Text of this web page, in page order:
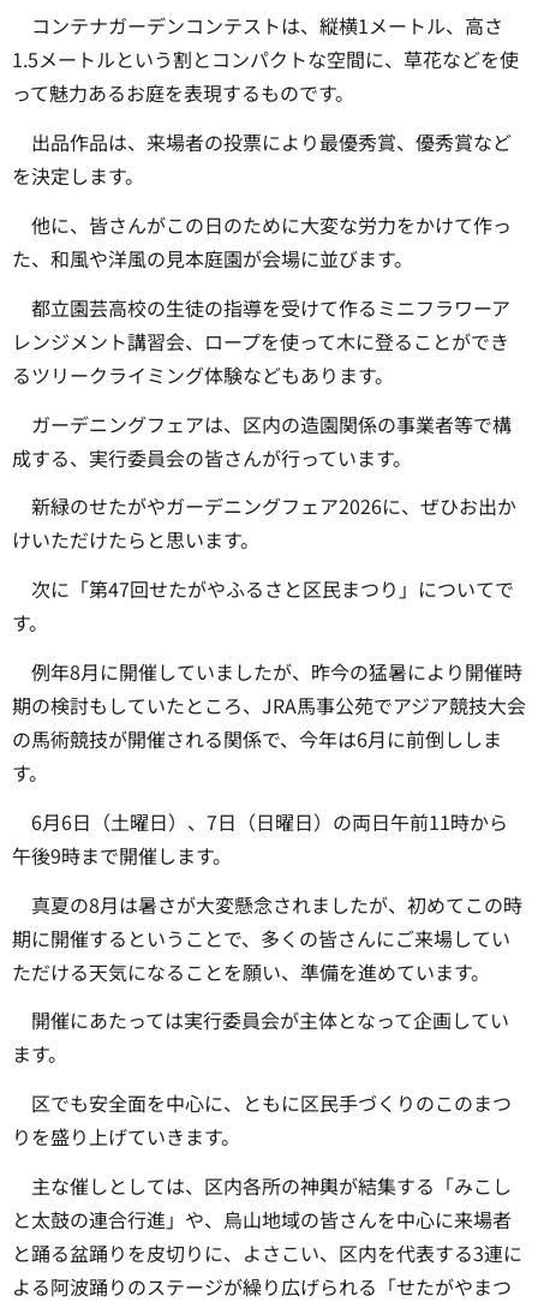
コンテナガーデンコンテストは、縦横1メートル、高さ
1.5メートルという割とコンパクトな空間に、草花などを使
って魅力あるお庭を表現するものです。
出品作品は、来場者の投票により最優秀賞、優秀賞など
を決定します。
他に、皆さんがこの日のために大変な労力をかけて作っ
た、和風や洋風の見本庭園が会場に並びます。
都立園芸高校の生徒の指導を受けて作るミニフラワーア
レンジメント講習会、ロープを使って木に登ることができ
るツリークライミング体験などもあります。
ガーデニングフェアは、区内の造園関係の事業者等で構
成する、実行委員会の皆さんが行っています。
新緑のせたがやガーデニングフェア2026に、ぜひお出か
けいただけたらと思います。
次に「第47回せたがやふるさと区民まつり」についてで
す。
例年8月に開催していましたが、昨今の猛暑により開催時
期の検討もしていたところ、JRA馬事公苑でアジア競技大会
の馬術競技が開催される関係で、今年は6月に前倒ししま
す。
6月6日（土曜日）、7日（日曜日）の両日午前11時から
午後9時まで開催します。
真夏の8月は暑さが大変懸念されましたが、初めてこの時
期に開催するということで、多くの皆さんにご来場してい
ただける天気になることを願い、準備を進めています。
開催にあたっては実行委員会が主体となって企画してい
ます。
区でも安全面を中心に、ともに区民手づくりのこのまつ
りを盛り上げていきます。
主な催しとしては、区内各所の神輿が結集する「みこし
と太鼓の連合行進」や、烏山地域の皆さんを中心に来場者
と踊る盆踊りを皮切りに、よさこい、区内を代表する3連に
よる阿波踊りのステージが繰り広げられる「せたがやまつ